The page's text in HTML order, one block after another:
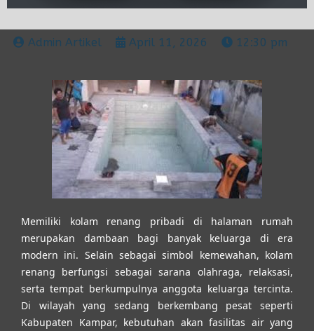
Admin Artikel April 11, 2026 12:30 pm
Memiliki kolam renang pribadi di halaman rumah
merupakan dambaan bagi banyak keluarga di era
modern ini. Selain sebagai simbol kemewahan, kolam
renang berfungsi sebagai sarana olahraga, relaksasi,
serta tempat berkumpulnya anggota keluarga tercinta.
Di wilayah yang sedang berkembang pesat seperti
Kabupaten Kampar, kebutuhan akan fasilitas air yang